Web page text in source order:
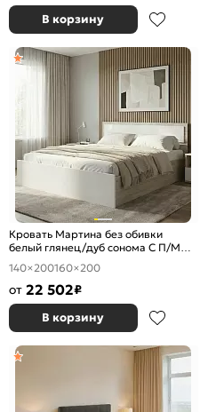
В корзину
Кровать Мартина без обивки
белый глянец/дуб сонома С П/М
1400x2000, ортопедическое
основание, изголовье жесткое
140×200160×200
от 22 502₽
В корзину